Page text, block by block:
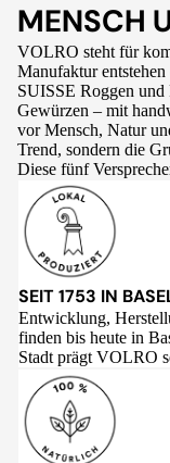
MENSCH
VOLRO steht für
Manufaktur
SUISSE Roggen und
Gewürzen – mit
vor Mensch, Natur
Trend, sondern die
Diese fünf
SEIT 1753 IN
Entwicklung,
finden bis heute in
Stadt prägt VOLRO